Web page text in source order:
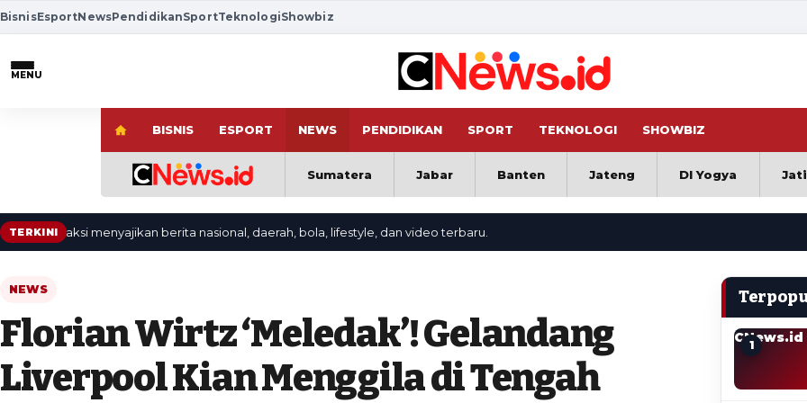
BisnisEsportNewsPendidikanSportTeknologiShowbiz
MENU
BISNIS ESPORT NEWS PENDIDIKAN SPORT TEKNOLOGI SHOWBIZ
Sumatera Jabar Banten Jateng DI Yogya
TERKINImenyajikan berita nasional, daerah, bola, lifestyle, dan video terbaru.
NEWS
Florian Wirtz ‘Meledak’! Gelandang
Liverpool Kian Menggila di Tengah
CNews.id
1